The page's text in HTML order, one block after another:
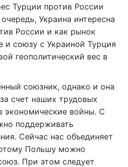
Турции против России
Украина интересна
России и как рынок
и союзу с Украиной Турция
геополитический вес в
союзник, однако и она
счет наших трудовых
экономические войны. С
поддерживать
Сейчас нас объединяет
Польшу можно
При этом следует